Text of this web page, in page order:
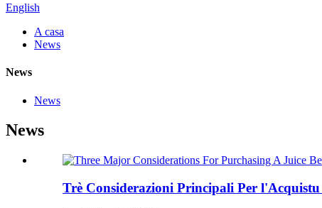
English
A casa
News
News
News
News
Trè Considerazioni Principali Per